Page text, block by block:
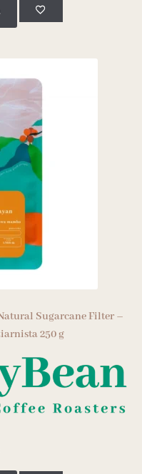
Sugarcane Filter –
250 g